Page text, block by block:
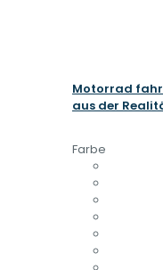
Motorrad
aus der
Farbe